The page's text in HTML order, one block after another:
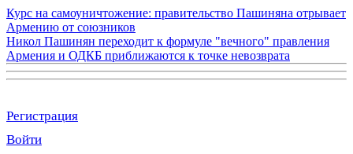
Курс на самоуничтожение: правительство Пашиняна отрывает
Армению от союзников
Никол Пашинян переходит к формуле "вечного" правления
Армения и ОДКБ приближаются к точке невозврата
Регистрация
Войти